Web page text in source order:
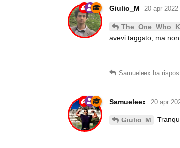
Giulio_M 20 apr 2022
avevi taggato, ma
Samueleex ha
Samueleex 20 apr
Giulio_M